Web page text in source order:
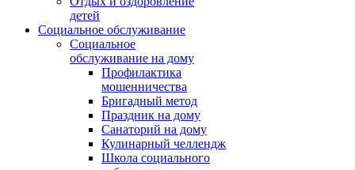
детей
Социальное обслуживание
Социальное
обслуживание на дому
Профилактика
мошенничества
Бригадный метод
Праздник на дому
Санаторий на дому
Кулинарный челлендж
Школа социального